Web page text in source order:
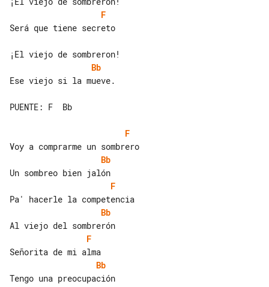
F
Será que tiene secreto
Bb
Ese viejo si la mueve.
PUENTE: F  Bb
F
Bb
F
Bb
F
Bb